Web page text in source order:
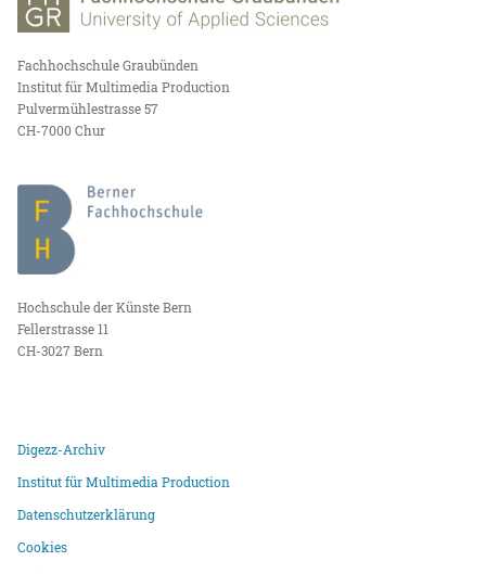
Fachhochschule Graubünden
Institut für Multimedia Production
Pulvermühlestrasse 57
CH-7000 Chur
Hochschule der Künste Bern
Fellerstrasse 11
CH-3027 Bern
Digezz-Archiv
Institut für Multimedia Production
Datenschutzerklärung
Cookies